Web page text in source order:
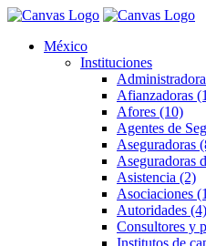
México
Instituciones
Afianzadoras
Afores (10)
Agentes de
Aseguradoras
Aseguradoras
Asistencia (2)
Asociaciones
Autoridades (4)
Consultores y
Institutos de